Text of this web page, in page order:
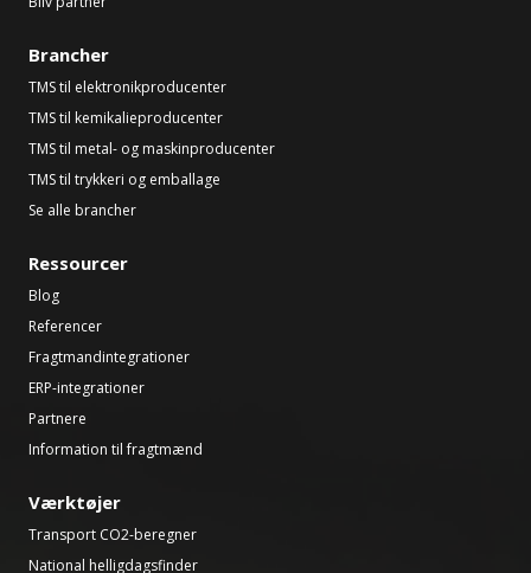
Brancher
TMS til elektronikproducenter
TMS til kemikalieproducenter
TMS til metal- og maskinproducenter
TMS til trykkeri og emballage
Se alle brancher
Ressourcer
Blog
Referencer
Fragtmandintegrationer
ERP-integrationer
Partnere
Information til fragtmænd
Værktøjer
Transport CO2-beregner
National helligdagsfinder